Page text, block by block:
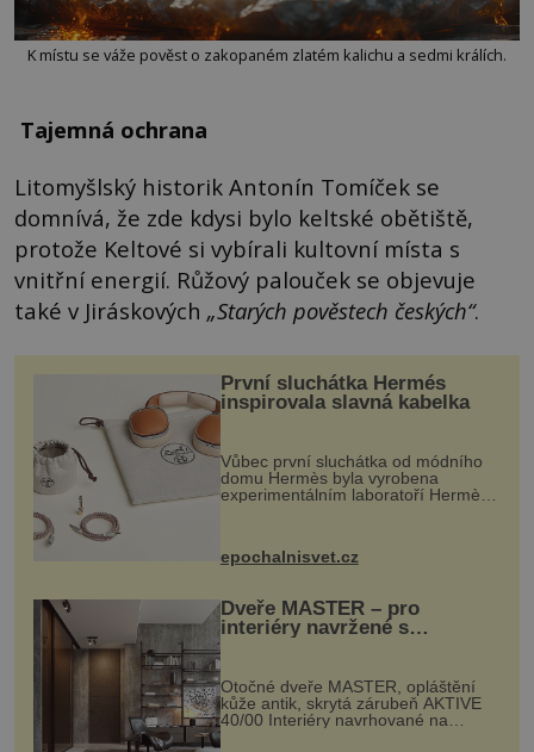
K místu se váže pověst o zakopaném zlatém kalichu a sedmi králích.
Tajemná ochrana
Litomyšlský historik Antonín Tomíček se
domnívá, že zde kdysi bylo keltské obětiště,
protože Keltové si vybírali kultovní místa s
vnitřní energií. Růžový palouček se objevuje
také v Jiráskových „Starých pověstech českých“.
První sluchátka Hermés
inspirovala slavná kabelka
Vůbec první sluchátka od módního
domu Hermès byla vyrobena
experimentálním laboratoří Hermès
kovový...
epochalnisvet.cz
Dveře MASTER – pro
interiéry navržené s
rozumem i vášní!
Otočné dveře MASTER, opláštění
kůže antik, skrytá zárubeň AKTIVE
40/00 Interiéry navrhované na
zakázku často vyžadují atypické